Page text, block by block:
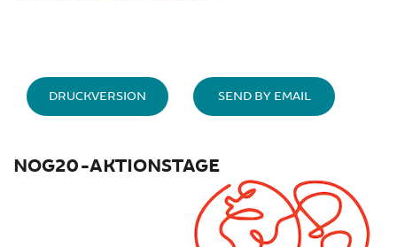
DRUCKVERSION SEND BY EMAIL
NOG20-AKTIONSTAGE